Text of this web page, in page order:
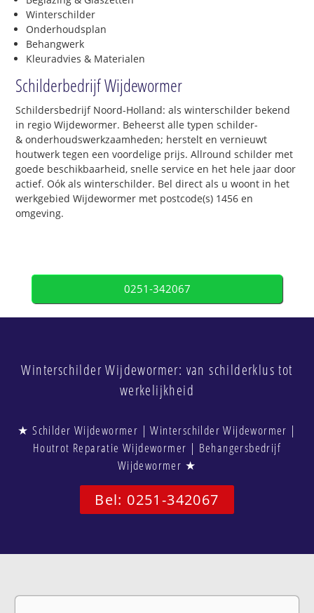
Winterschilder
Onderhoudsplan
Behangwerk
Kleuradvies & Materialen
Schilderbedrijf Wijdewormer
Schildersbedrijf Noord-Holland: als winterschilder bekend
in regio Wijdewormer. Beheerst alle typen schilder-
& onderhoudswerkzaamheden; herstelt en vernieuwt
houtwerk tegen een voordelige prijs. Allround schilder met
goede beschikbaarheid, snelle service en het hele jaar door
actief. Oók als winterschilder. Bel direct als u woont in het
werkgebied Wijdewormer met postcode(s) 1456 en
omgeving.
0251-342067
Winterschilder Wijdewormer: van schilderklus tot
werkelijkheid
★ Schilder Wijdewormer | Winterschilder Wijdewormer |
Houtrot Reparatie Wijdewormer | Behangersbedrijf
Wijdewormer ★
Bel: 0251-342067